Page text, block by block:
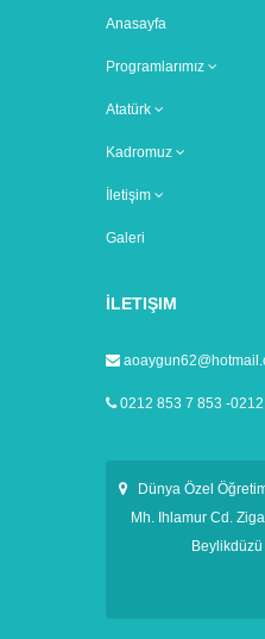
Anasayfa
Programlarımız
Atatürk
Kadromuz
İletişim
Galeri
İLETIŞIM
0212 853 7 853 -
Dünya Özel
Mh. Ihlamur Cd.